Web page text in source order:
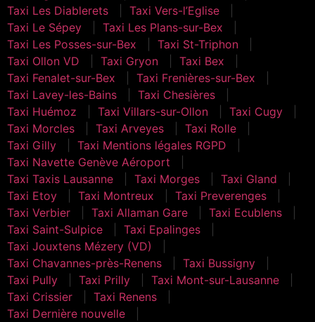
Taxi Les Diablerets
Taxi Vers-l’Eglise
Taxi Le Sépey
Taxi Les Plans-sur-Bex
Taxi Les Posses-sur-Bex
Taxi St-Triphon
Taxi Ollon VD
Taxi Gryon
Taxi Bex
Taxi Fenalet-sur-Bex
Taxi Frenières-sur-Bex
Taxi Lavey-les-Bains
Taxi Chesières
Taxi Huémoz
Taxi Villars-sur-Ollon
Taxi Cugy
Taxi Morcles
Taxi Arveyes
Taxi Rolle
Taxi Gilly
Taxi Mentions légales RGPD
Taxi Navette Genève Aéroport
Taxi Taxis Lausanne
Taxi Morges
Taxi Gland
Taxi Etoy
Taxi Montreux
Taxi Preverenges
Taxi Verbier
Taxi Allaman Gare
Taxi Ecublens
Taxi Saint-Sulpice
Taxi Epalinges
Taxi Jouxtens Mézery (VD)
Taxi Chavannes-près-Renens
Taxi Bussigny
Taxi Pully
Taxi Prilly
Taxi Mont-sur-Lausanne
Taxi Crissier
Taxi Renens
Taxi Dernière nouvelle